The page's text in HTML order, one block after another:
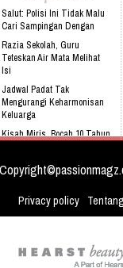
Klik Di Sini Untuk Menuju
Salut: Polisi Ini Tidak Malu
Cari Sampingan Dengan
Razia Sekolah, Guru
Teteskan Air Mata Melihat
Isi
Jadwal Padat Tak
Mengurangi Keharmonisan
Keluarga
Kisah Miris, Bocah 10 Tahun
Desain Gedung Yang Unik
dengan Concept 3D
Privacy policy Tentang